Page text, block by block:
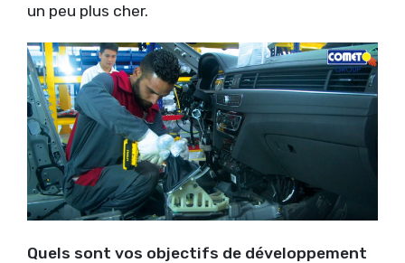
un peu plus cher.
Quels sont vos objectifs de développement